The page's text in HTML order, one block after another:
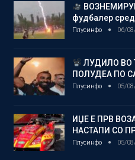
фудбалер
Плусинфо 06/
ЛУДИЛО ВО
ПОЛУДЕА ПО
Плусинфо 05/
ИЏЕ Е ПРВ
НАСТАПИ СО
Плусинфо 05/